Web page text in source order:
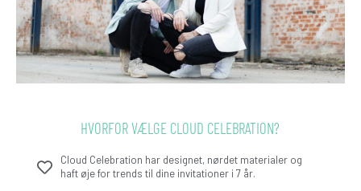
HVORFOR VÆLGE CLOUD CELEBRATION?
Cloud Celebration har designet, nørdet materialer og
haft øje for trends til dine invitationer i 7 år.